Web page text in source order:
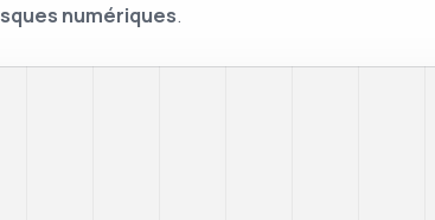
numériques.